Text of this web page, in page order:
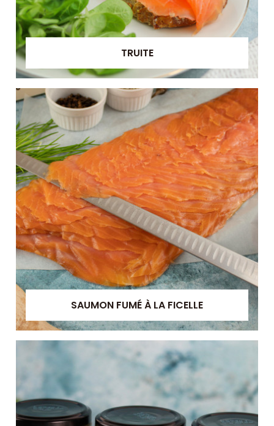
TRUITE
SAUMON FUMÉ À LA FICELLE